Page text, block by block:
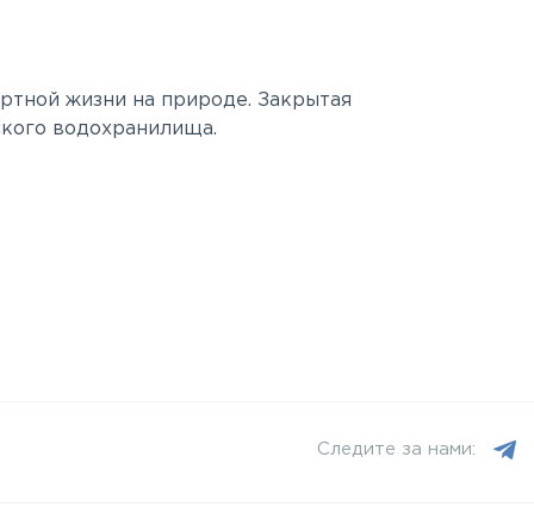
жизни на природе. Закрытая
водохранилища.
Следите за нами: